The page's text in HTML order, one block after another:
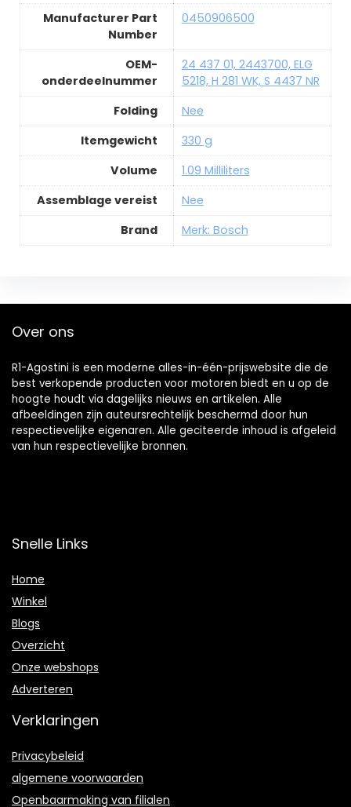
Manufacturer Part
Number
0450906500
OEM-
onderdeelnummer
24 437 01, 2443700, ELG
5218, H 281 WK, S 4437 NR
Folding
Nee
Itemgewicht
330 g
Volume
1.09 Milliliters
Assemblage vereist
Nee
Brand
Merk: Bosch
Over ons
R1-Agostini is een moderne alles-in-één-prijswebsite die de
best verkopende producten voor motoren biedt en u op de
hoogte houdt via dagelijks nieuws en artikelen. Alle
afbeeldingen zijn auteursrechtelijk beschermd door hun
respectievelijke eigenaren. Alle geciteerde inhoud is afgeleid
van hun respectievelijke bronnen.
Snelle Links
Home
Winkel
Blogs
Overzicht
Onze webshops
Adverteren
Verklaringen
Privacybeleid
algemene voorwaarden
Openbaarmaking van filialen